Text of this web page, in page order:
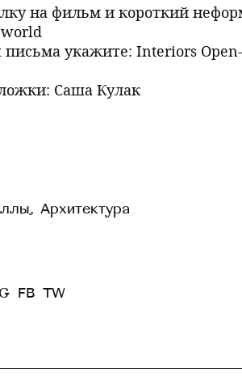
на фильм и короткий
письма укажите: Interiors
Саша Кулак
, Архитектура
FB TW